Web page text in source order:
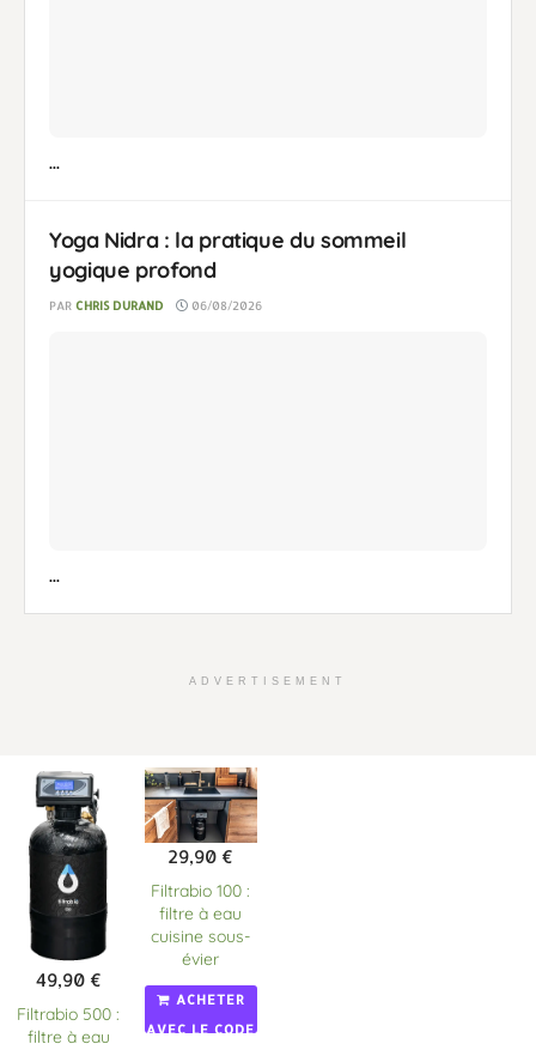
...
Yoga Nidra : la pratique du sommeil
yogique profond
PAR CHRIS DURAND 06/08/2026
...
ADVERTISEMENT
49,90 €
Filtrabio 500 :
filtre à eau
29,90 €
Filtrabio 100 :
filtre à eau
cuisine sous-
évier
ACHETER
AVEC LE CODE